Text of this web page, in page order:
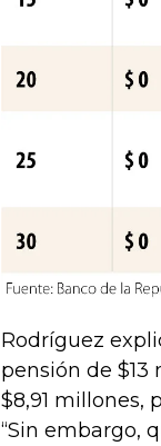
Rodríguez
pensión de
$8,91 millones,
“Sin embargo,